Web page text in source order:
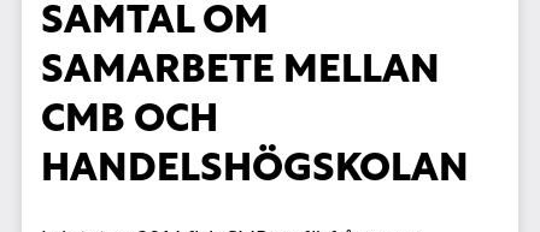
SAMTAL OM
SAMARBETE MELLAN
CMB OCH
HANDELSHÖGSKOLAN